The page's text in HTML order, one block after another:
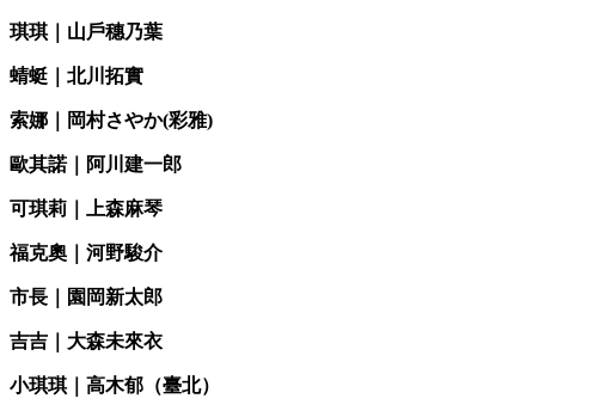
琪琪｜山戶穗乃葉
蜻蜓｜北川拓實
索娜｜岡村さやか(彩雅)
歐其諾｜阿川建一郎
可琪莉｜上森麻琴
福克奧｜河野駿介
市長｜園岡新太郎
吉吉｜大森未來衣
小琪琪｜高木郁（臺北）